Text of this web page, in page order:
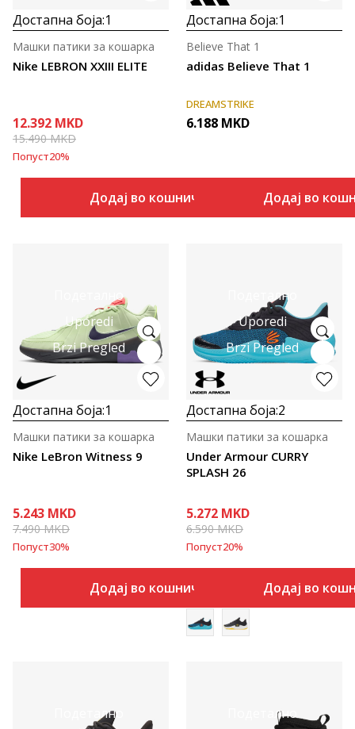
Достапна боја:1
Nike LEBRON XXIII ELITE
Машки патики за кошарка
12.392 MKD
15.490MKD
Попуст20%
Додај во кошничка
Достапна боја:1
adidas Believe That 1
Believe That 1
DREAMSTRIKE
6.188 MKD
Додај во
Подетално
Uporedi
Brzi Pregled
Достапна боја:1
Nike LeBron Witness 9
Машки патики за кошарка
5.243 MKD
7.490MKD
Попуст30%
Додај во кошничка
Подетално
Uporedi
Brzi Pregled
Достапна боја:2
Under Armour CURRY
SPLASH 26
Машки патики за кошарка
5.272 MKD
6.590MKD
Попуст20%
Додај во
Подетално
Подетално